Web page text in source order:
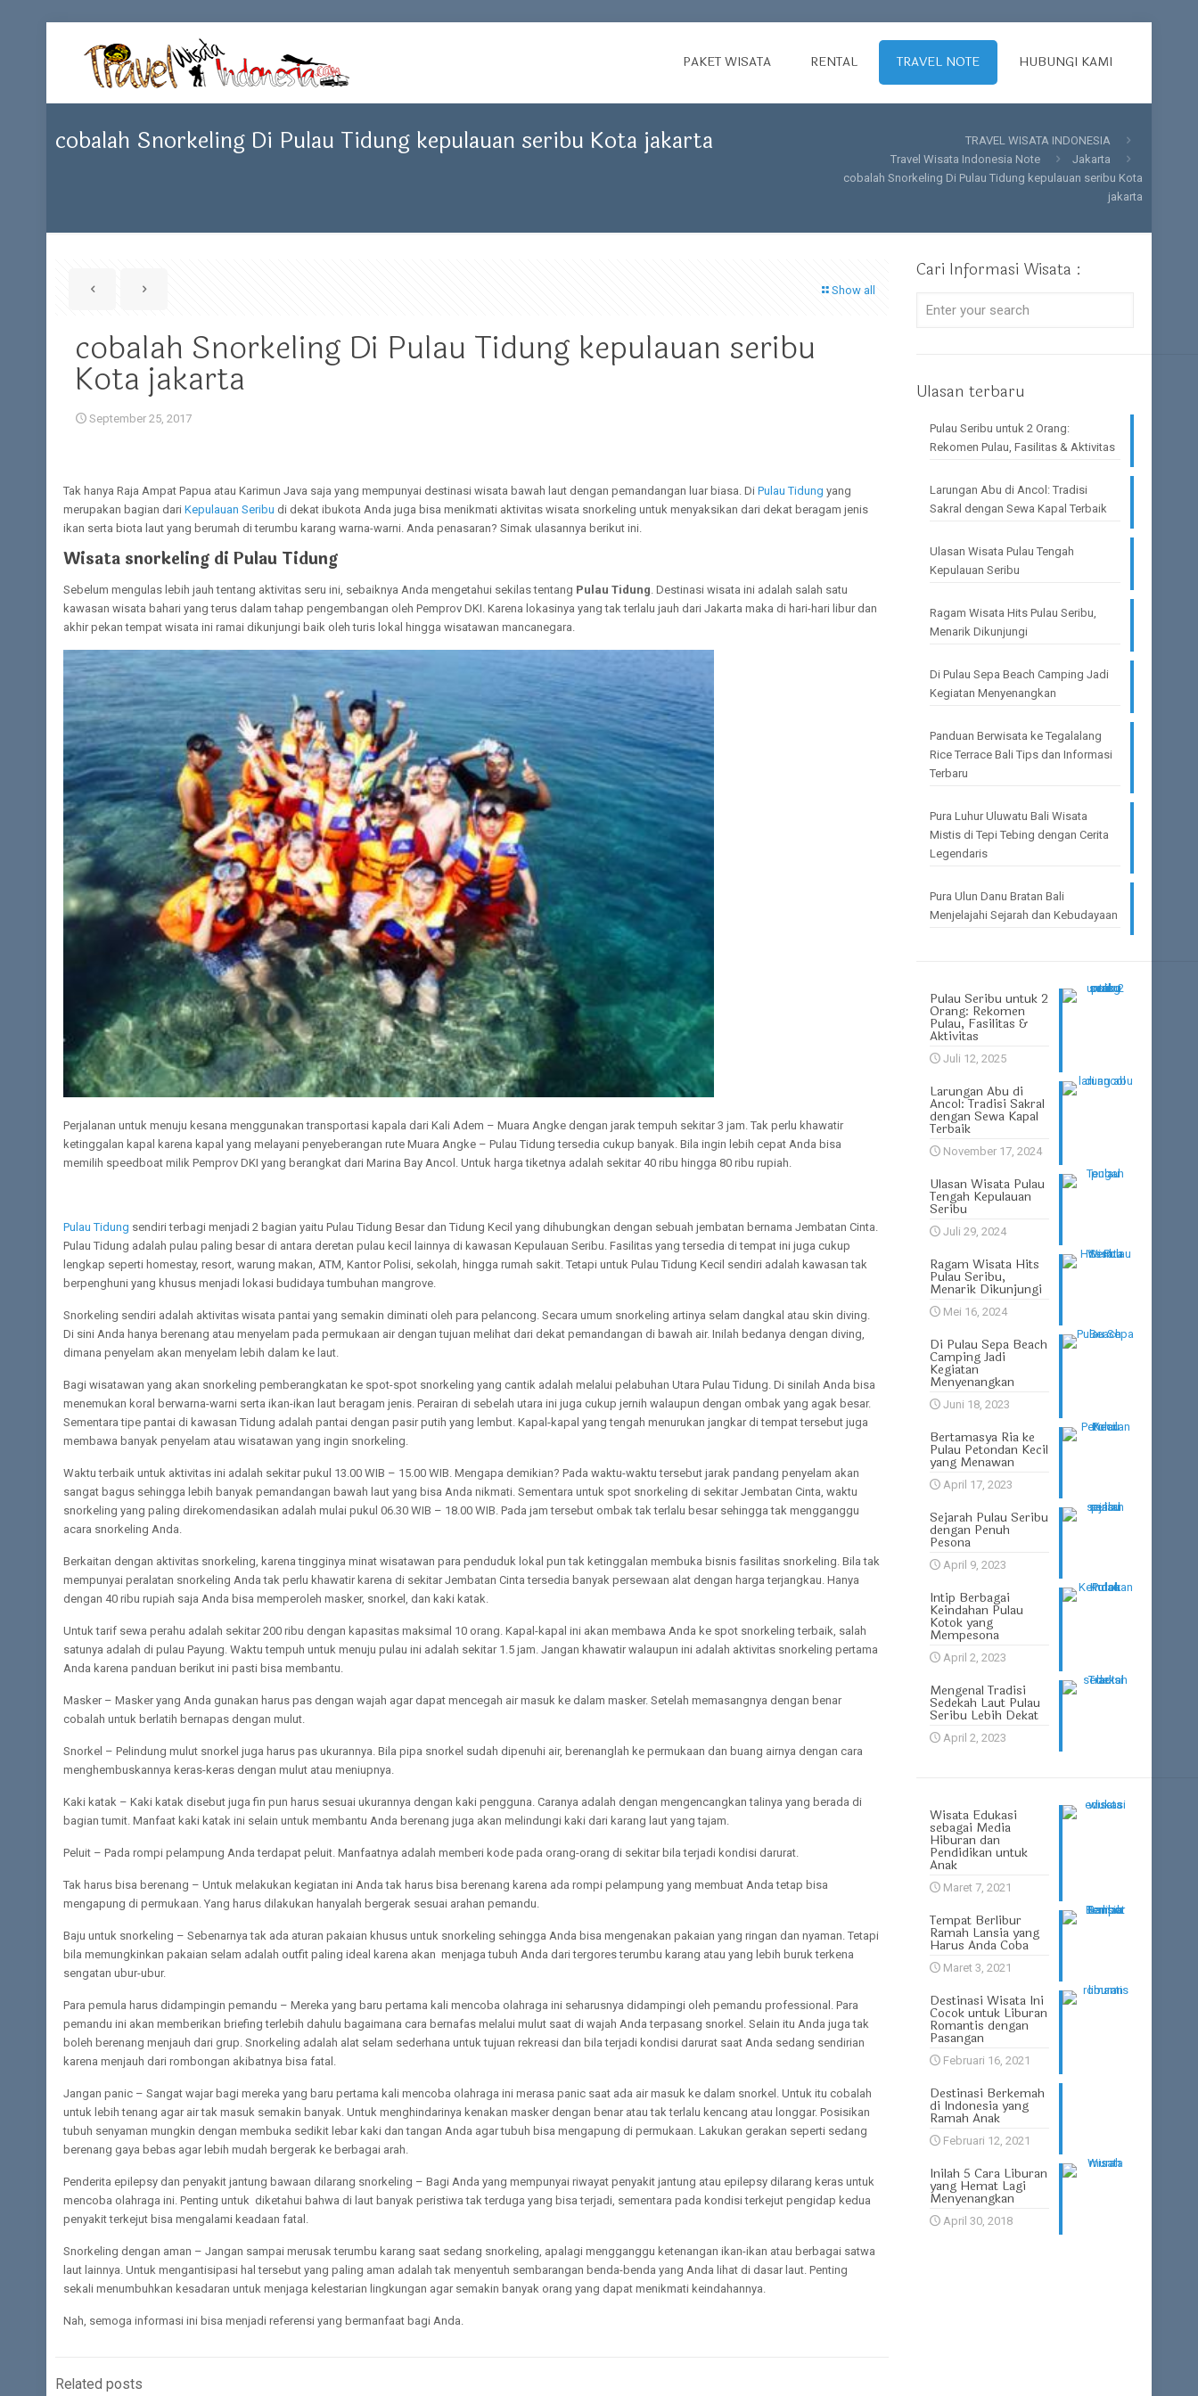
PAKET WISATA RENTAL TRAVEL NOTE HUBUNGI KAMI
cobalah Snorkeling Di Pulau Tidung kepulauan seribu Kota jakarta
TRAVEL WISATA INDONESIA
Travel Wisata Indonesia Note
Jakarta
cobalah Snorkeling Di Pulau Tidung kepulauan seribu Kota
jakarta
Show all
cobalah Snorkeling Di Pulau Tidung kepulauan seribu
Kota jakarta
September 25, 2017
Tak hanya Raja Ampat Papua atau Karimun Java saja yang mempunyai destinasi wisata bawah laut dengan pemandangan luar biasa. DiPulau Tidung yang
merupakan bagian dariKepulauan Seribu di dekat ibukota Anda juga bisa menikmati aktivitas wisata snorkeling untuk menyaksikan dari dekat beragam jenis
ikan serta biota laut yang berumah di terumbu karang warna-warni. Anda penasaran? Simak ulasannya berikut ini.
Wisata snorkeling di Pulau Tidung
Sebelum mengulas lebih jauh tentang aktivitas seru ini, sebaiknya Anda mengetahui sekilas tentang Pulau Tidung. Destinasi wisata ini adalah salah satu
kawasan wisata bahari yang terus dalam tahap pengembangan oleh Pemprov DKI. Karena lokasinya yang tak terlalu jauh dari Jakarta maka di hari-hari libur dan
akhir pekan tempat wisata ini ramai dikunjungi baik oleh turis lokal hingga wisatawan mancanegara.
Perjalanan untuk menuju kesana menggunakan transportasi kapala dari Kali Adem – Muara Angke dengan jarak tempuh sekitar 3 jam. Tak perlu khawatir
ketinggalan kapal karena kapal yang melayani penyeberangan rute Muara Angke – Pulau Tidung tersedia cukup banyak. Bila ingin lebih cepat Anda bisa
memilih speedboat milik Pemprov DKI yang berangkat dari Marina Bay Ancol. Untuk harga tiketnya adalah sekitar 40 ribu hingga 80 ribu rupiah.
Pulau Tidung sendiri terbagi menjadi 2 bagian yaitu Pulau Tidung Besar dan Tidung Kecil yang dihubungkan dengan sebuah jembatan bernama Jembatan Cinta.
Pulau Tidung adalah pulau paling besar di antara deretan pulau kecil lainnya di kawasan Kepulauan Seribu. Fasilitas yang tersedia di tempat ini juga cukup
lengkap seperti homestay, resort, warung makan, ATM, Kantor Polisi, sekolah, hingga rumah sakit. Tetapi untuk Pulau Tidung Kecil sendiri adalah kawasan tak
berpenghuni yang khusus menjadi lokasi budidaya tumbuhan mangrove.
Snorkeling sendiri adalah aktivitas wisata pantai yang semakin diminati oleh para pelancong. Secara umum snorkeling artinya selam dangkal atau skin diving.
Di sini Anda hanya berenang atau menyelam pada permukaan air dengan tujuan melihat dari dekat pemandangan di bawah air. Inilah bedanya dengan diving,
dimana penyelam akan menyelam lebih dalam ke laut.
Bagi wisatawan yang akan snorkeling pemberangkatan ke spot-spot snorkeling yang cantik adalah melalui pelabuhan Utara Pulau Tidung. Di sinilah Anda bisa
menemukan koral berwarna-warni serta ikan-ikan laut beragam jenis. Perairan di sebelah utara ini juga cukup jernih walaupun dengan ombak yang agak besar.
Sementara tipe pantai di kawasan Tidung adalah pantai dengan pasir putih yang lembut. Kapal-kapal yang tengah menurukan jangkar di tempat tersebut juga
membawa banyak penyelam atau wisatawan yang ingin snorkeling.
Waktu terbaik untuk aktivitas ini adalah sekitar pukul 13.00 WIB – 15.00 WIB. Mengapa demikian? Pada waktu-waktu tersebut jarak pandang penyelam akan
sangat bagus sehingga lebih banyak pemandangan bawah laut yang bisa Anda nikmati. Sementara untuk spot snorkeling di sekitar Jembatan Cinta, waktu
snorkeling yang paling direkomendasikan adalah mulai pukul 06.30 WIB – 18.00 WIB. Pada jam tersebut ombak tak terlalu besar sehingga tak mengganggu
acara snorkeling Anda.
Berkaitan dengan aktivitas snorkeling, karena tingginya minat wisatawan para penduduk lokal pun tak ketinggalan membuka bisnis fasilitas snorkeling. Bila tak
mempunyai peralatan snorkeling Anda tak perlu khawatir karena di sekitar Jembatan Cinta tersedia banyak persewaan alat dengan harga terjangkau. Hanya
dengan 40 ribu rupiah saja Anda bisa memperoleh masker, snorkel, dan kaki katak.
Untuk tarif sewa perahu adalah sekitar 200 ribu dengan kapasitas maksimal 10 orang. Kapal-kapal ini akan membawa Anda ke spot snorkeling terbaik, salah
satunya adalah di pulau Payung. Waktu tempuh untuk menuju pulau ini adalah sekitar 1.5 jam. Jangan khawatir walaupun ini adalah aktivitas snorkeling pertama
Anda karena panduan berikut ini pasti bisa membantu.
Masker – Masker yang Anda gunakan harus pas dengan wajah agar dapat mencegah air masuk ke dalam masker. Setelah memasangnya dengan benar
cobalah untuk berlatih bernapas dengan mulut.
Snorkel – Pelindung mulut snorkel juga harus pas ukurannya. Bila pipa snorkel sudah dipenuhi air, berenanglah ke permukaan dan buang airnya dengan cara
menghembuskannya keras-keras dengan mulut atau meniupnya.
Kaki katak – Kaki katak disebut juga fin pun harus sesuai ukurannya dengan kaki pengguna. Caranya adalah dengan mengencangkan talinya yang berada di
bagian tumit. Manfaat kaki katak ini selain untuk membantu Anda berenang juga akan melindungi kaki dari karang laut yang tajam.
Peluit – Pada rompi pelampung Anda terdapat peluit. Manfaatnya adalah memberi kode pada orang-orang di sekitar bila terjadi kondisi darurat.
Tak harus bisa berenang – Untuk melakukan kegiatan ini Anda tak harus bisa berenang karena ada rompi pelampung yang membuat Anda tetap bisa
mengapung di permukaan. Yang harus dilakukan hanyalah bergerak sesuai arahan pemandu.
Baju untuk snorkeling – Sebenarnya tak ada aturan pakaian khusus untuk snorkeling sehingga Anda bisa mengenakan pakaian yang ringan dan nyaman. Tetapi
bila memungkinkan pakaian selam adalah outfit paling ideal karena akan menjaga tubuh Anda dari tergores terumbu karang atau yang lebih buruk terkena
sengatan ubur-ubur.
Para pemula harus didampingin pemandu – Mereka yang baru pertama kali mencoba olahraga ini seharusnya didampingi oleh pemandu professional. Para
pemandu ini akan memberikan briefing terlebih dahulu bagaimana cara bernafas melalui mulut saat di wajah Anda terpasang snorkel. Selain itu Anda juga tak
boleh berenang menjauh dari grup. Snorkeling adalah alat selam sederhana untuk tujuan rekreasi dan bila terjadi kondisi darurat saat Anda sedang sendirian
karena menjauh dari rombongan akibatnya bisa fatal.
Jangan panic – Sangat wajar bagi mereka yang baru pertama kali mencoba olahraga ini merasa panic saat ada air masuk ke dalam snorkel. Untuk itu cobalah
untuk lebih tenang agar air tak masuk semakin banyak. Untuk menghindarinya kenakan masker dengan benar atau tak terlalu kencang atau longgar. Posisikan
tubuh senyaman mungkin dengan membuka sedikit lebar kaki dan tangan Anda agar tubuh bisa mengapung di permukaan. Lakukan gerakan seperti sedang
berenang gaya bebas agar lebih mudah bergerak ke berbagai arah.
Penderita epilepsy dan penyakit jantung bawaan dilarang snorkeling – Bagi Anda yang mempunyai riwayat penyakit jantung atau epilepsy dilarang keras untuk
mencoba olahraga ini. Penting untuk diketahui bahwa di laut banyak peristiwa tak terduga yang bisa terjadi, sementara pada kondisi terkejut pengidap kedua
penyakit terkejut bisa mengalami keadaan fatal.
Snorkeling dengan aman – Jangan sampai merusak terumbu karang saat sedang snorkeling, apalagi mengganggu ketenangan ikan-ikan atau berbagai satwa
laut lainnya. Untuk mengantisipasi hal tersebut yang paling aman adalah tak menyentuh sembarangan benda-benda yang Anda lihat di dasar laut. Penting
sekali menumbuhkan kesadaran untuk menjaga kelestarian lingkungan agar semakin banyak orang yang dapat menikmati keindahannya.
Nah, semoga informasi ini bisa menjadi referensi yang bermanfaat bagi Anda.
Related posts
Cari Informasi Wisata :
Ulasan terbaru
Pulau Seribu untuk 2 Orang:
Rekomen Pulau, Fasilitas & Aktivitas
Larungan Abu di Ancol: Tradisi
Sakral dengan Sewa Kapal Terbaik
Ulasan Wisata Pulau Tengah
Kepulauan Seribu
Ragam Wisata Hits Pulau Seribu,
Menarik Dikunjungi
Di Pulau Sepa Beach Camping Jadi
Kegiatan Menyenangkan
Panduan Berwisata ke Tegalalang
Rice Terrace Bali Tips dan Informasi
Terbaru
Pura Luhur Uluwatu Bali Wisata
Mistis di Tepi Tebing dengan Cerita
Legendaris
Pura Ulun Danu Bratan Bali
Menjelajahi Sejarah dan Kebudayaan
Pulau Seribu untuk 2
Orang: Rekomen
Pulau, Fasilitas &
Aktivitas
Juli 12, 2025
Larungan Abu di
Ancol: Tradisi Sakral
dengan Sewa Kapal
Terbaik
November 17, 2024
Ulasan Wisata Pulau
Tengah Kepulauan
Seribu
Juli 29, 2024
Ragam Wisata Hits
Pulau Seribu,
Menarik Dikunjungi
Mei 16, 2024
Di Pulau Sepa Beach
Camping Jadi
Kegiatan
Menyenangkan
Juni 18, 2023
Bertamasya Ria ke
Pulau Petondan Kecil
yang Menawan
April 17, 2023
Sejarah Pulau Seribu
dengan Penuh
Pesona
April 9, 2023
Intip Berbagai
Keindahan Pulau
Kotok yang
Mempesona
April 2, 2023
Mengenal Tradisi
Sedekah Laut Pulau
Seribu Lebih Dekat
April 2, 2023
Wisata Edukasi
sebagai Media
Hiburan dan
Pendidikan untuk
Anak
Maret 7, 2021
Tempat Berlibur
Ramah Lansia yang
Harus Anda Coba
Maret 3, 2021
Destinasi Wisata Ini
Cocok untuk Liburan
Romantis dengan
Pasangan
Februari 16, 2021
Destinasi Berkemah
di Indonesia yang
Ramah Anak
Februari 12, 2021
Inilah 5 Cara Liburan
yang Hemat Lagi
Menyenangkan
April 30, 2018